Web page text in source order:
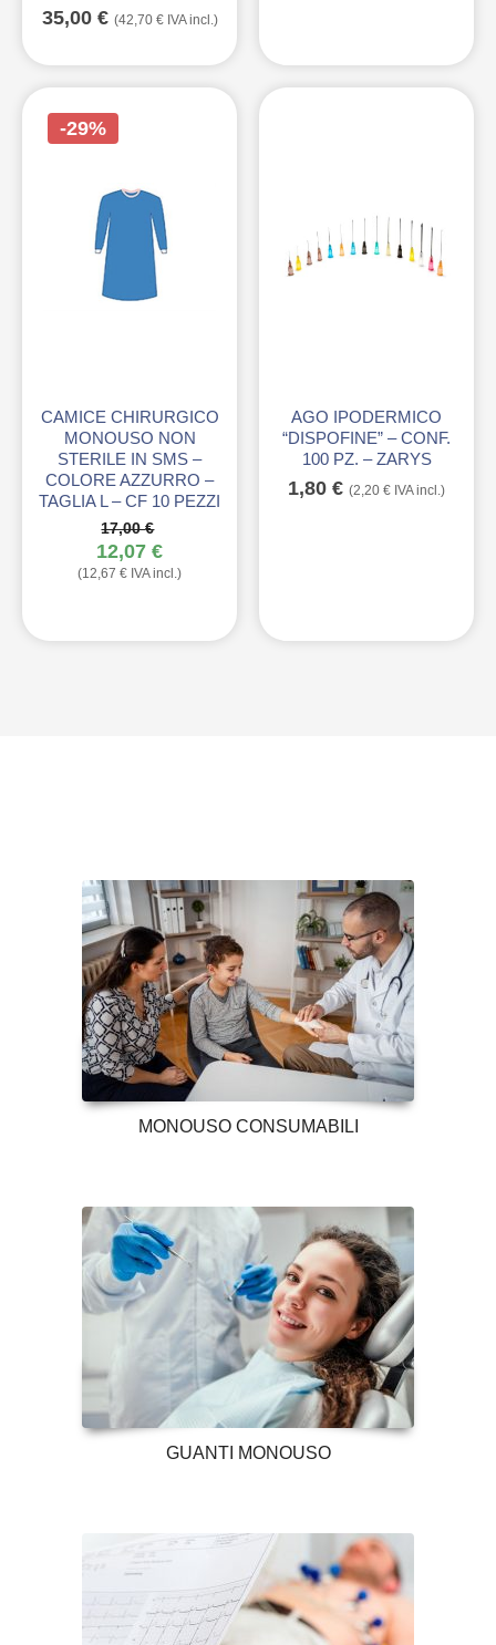
35,00 € (42,70 €IVA incl.)
-29%
CAMICE CHIRURGICO
MONOUSO NON
STERILE IN SMS –
COLORE AZZURRO –
TAGLIA L – CF 10 PEZZI
17,00€
Il
prezzo
12,07 €
Il
(12,67 € IVA incl.)
AGO IPODERMICO
“DISPOFINE” – CONF.
100 PZ. – ZARYS
1,80 € (2,20 € IVA incl.)
MONOUSO CONSUMABILI
GUANTI MONOUSO